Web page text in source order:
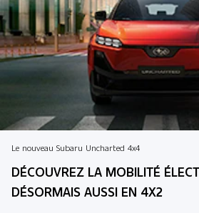
Le nouveau Subaru Uncharted 4x4
DÉCOUVREZ LA MOBILITÉ
DÉSORMAIS AUSSI EN 4X2